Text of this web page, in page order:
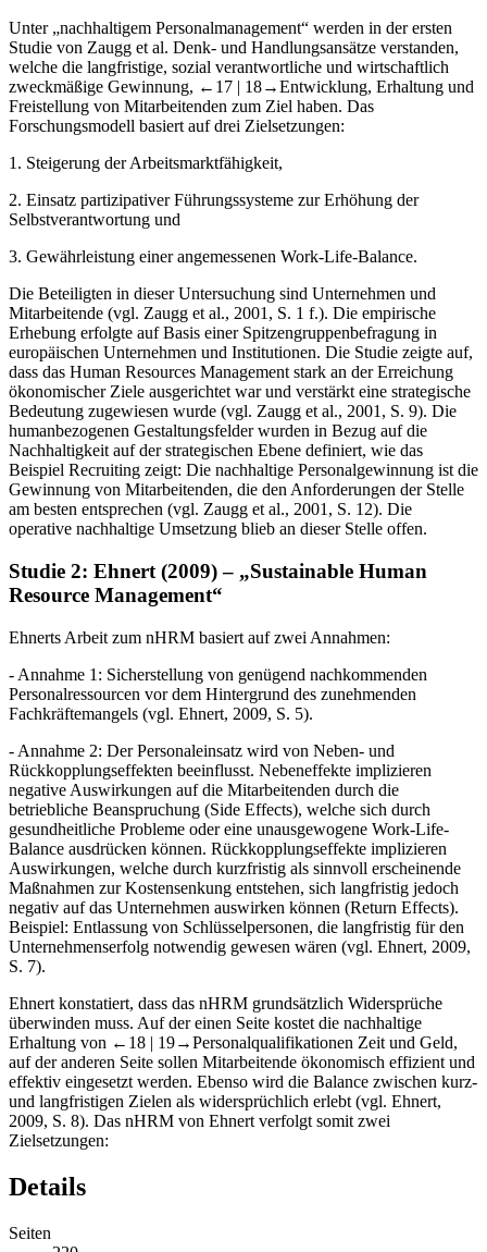
Unter „nachhaltigem Personalmanagement“ werden in der ersten
Studie von Zaugg et al. Denk- und Handlungsansätze verstanden,
welche die langfristige, sozial verantwortliche und wirtschaftlich
zweckmäßige Gewinnung, ←17 | 18→Entwicklung, Erhaltung und
Freistellung von Mitarbeitenden zum Ziel haben. Das
Forschungsmodell basiert auf drei Zielsetzungen:
1. Steigerung der Arbeitsmarktfähigkeit,
2. Einsatz partizipativer Führungssysteme zur Erhöhung der
Selbstverantwortung und
3. Gewährleistung einer angemessenen Work-Life-Balance.
Die Beteiligten in dieser Untersuchung sind Unternehmen und
Mitarbeitende (vgl. Zaugg et al., 2001, S. 1 f.). Die empirische
Erhebung erfolgte auf Basis einer Spitzengruppenbefragung in
europäischen Unternehmen und Institutionen. Die Studie zeigte auf,
dass das Human Resources Management stark an der Erreichung
ökonomischer Ziele ausgerichtet war und verstärkt eine strategische
Bedeutung zugewiesen wurde (vgl. Zaugg et al., 2001, S. 9). Die
humanbezogenen Gestaltungsfelder wurden in Bezug auf die
Nachhaltigkeit auf der strategischen Ebene definiert, wie das
Beispiel Recruiting zeigt: Die nachhaltige Personalgewinnung ist die
Gewinnung von Mitarbeitenden, die den Anforderungen der Stelle
am besten entsprechen (vgl. Zaugg et al., 2001, S. 12). Die
operative nachhaltige Umsetzung blieb an dieser Stelle offen.
Studie 2: Ehnert (2009) – „Sustainable Human
Resource Management“
Ehnerts Arbeit zum nHRM basiert auf zwei Annahmen:
- Annahme 1: Sicherstellung von genügend nachkommenden
Personalressourcen vor dem Hintergrund des zunehmenden
Fachkräftemangels (vgl. Ehnert, 2009, S. 5).
- Annahme 2: Der Personaleinsatz wird von Neben- und
Rückkopplungseffekten beeinflusst. Nebeneffekte implizieren
negative Auswirkungen auf die Mitarbeitenden durch die
betriebliche Beanspruchung (Side Effects), welche sich durch
gesundheitliche Probleme oder eine unausgewogene Work-Life-
Balance ausdrücken können. Rückkopplungseffekte implizieren
Auswirkungen, welche durch kurzfristig als sinnvoll erscheinende
Maßnahmen zur Kostensenkung entstehen, sich langfristig jedoch
negativ auf das Unternehmen auswirken können (Return Effects).
Beispiel: Entlassung von Schlüsselpersonen, die langfristig für den
Unternehmenserfolg notwendig gewesen wären (vgl. Ehnert, 2009,
S. 7).
Ehnert konstatiert, dass das nHRM grundsätzlich Widersprüche
überwinden muss. Auf der einen Seite kostet die nachhaltige
Erhaltung von ←18 | 19→Personalqualifikationen Zeit und Geld,
auf der anderen Seite sollen Mitarbeitende ökonomisch effizient und
effektiv eingesetzt werden. Ebenso wird die Balance zwischen kurz-
und langfristigen Zielen als widersprüchlich erlebt (vgl. Ehnert,
2009, S. 8). Das nHRM von Ehnert verfolgt somit zwei
Zielsetzungen:
Details
Seiten